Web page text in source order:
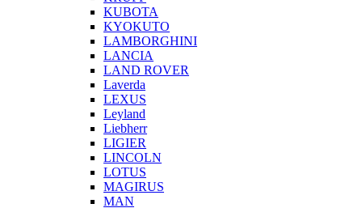
KUBOTA
KYOKUTO
LAMBORGHINI
LANCIA
LAND ROVER
Laverda
LEXUS
Leyland
Liebherr
LIGIER
LINCOLN
LOTUS
MAGIRUS
MAN